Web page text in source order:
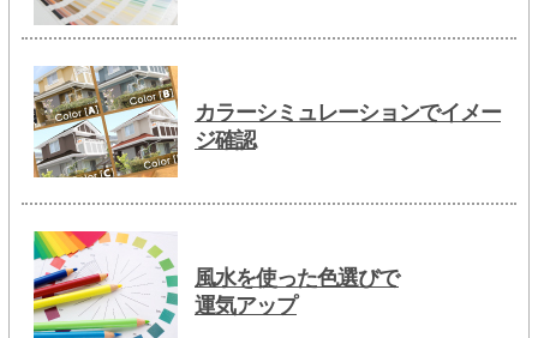
カラーシミュレーションでイメー
ジ確認
風水を使った色選びで
運気アップ